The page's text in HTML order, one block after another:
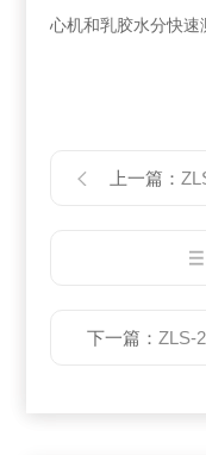
心机和乳胶水分快速
上一篇：
下一篇：ZLS-2